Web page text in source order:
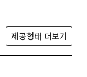
제공형태 더보기